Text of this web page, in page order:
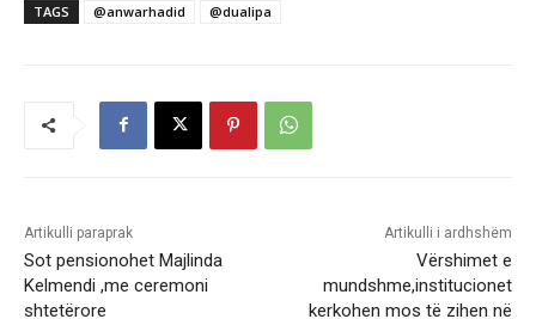
TAGS @anwarhadid @dualipa
Artikulli paraprak
Sot pensionohet Majlinda
Kelmendi ,​me ceremoni
shtetërore
Artikulli i ardhshëm
Vërshimet e
mundshme,institucionet
kerkohen mos të zihen në